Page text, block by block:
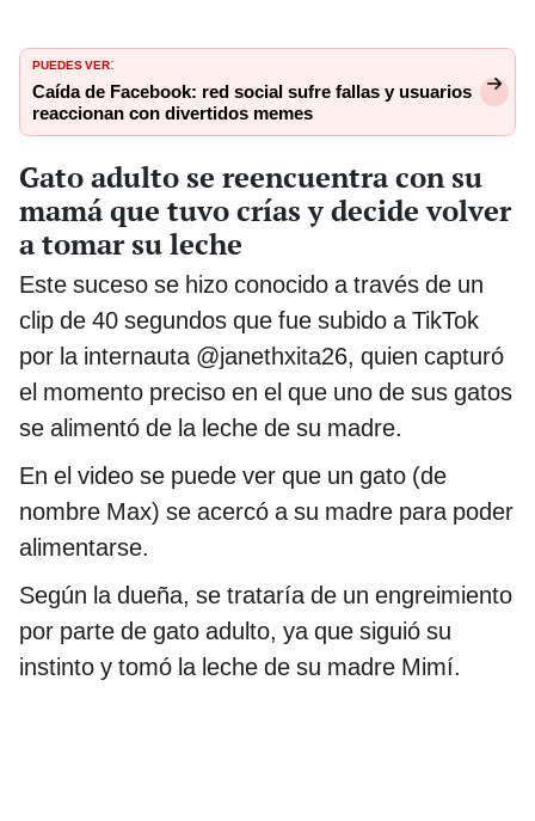
PUEDES VER:
Caída de Facebook: red social sufre fallas y usuarios
reaccionan con divertidos memes
Gato adulto se reencuentra con su
mamá que tuvo crías y decide volver
a tomar su leche
Este suceso se hizo conocido a través de un
clip de 40 segundos que fue subido a TikTok
por la internauta @janethxita26, quien capturó
el momento preciso en el que uno de sus gatos
se alimentó de la leche de su madre.
En el video se puede ver que un gato (de
nombre Max) se acercó a su madre para poder
alimentarse.
Según la dueña, se trataría de un engreimiento
por parte de gato adulto, ya que siguió su
instinto y tomó la leche de su madre Mimí.